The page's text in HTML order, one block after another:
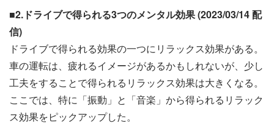
■2.ドライブで得られる3つのメンタル効果 (2023/03/14 配
信)
ドライブで得られる効果の一つにリラックス効果がある。
車の運転は、疲れるイメージがあるかもしれないが、少し
工夫をすることで得られるリラックス効果は大きくなる。
ここでは、特に「振動」と「音楽」から得られるリラック
ス効果をピックアップした。